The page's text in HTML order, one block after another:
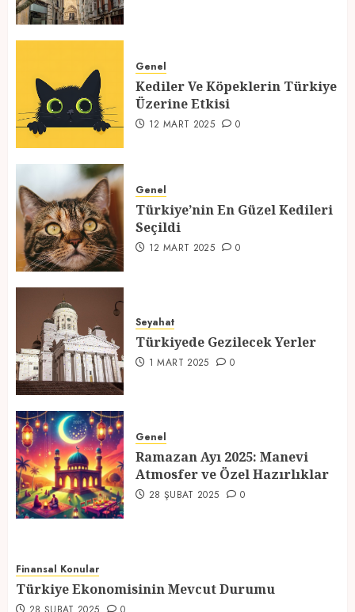
2
Üzerine Etkisi
12 MART 2025 0
3
Seçildi
12 MART 2025 0
4
1 MART 2025
5
Atmosfer ve Özel Hazırlıklar
28 ŞUBAT 2025 0
Genel
Kediler Ve Köpeklerin Türkiye
Üzerine Etkisi
12 MART 2025 0
Genel
Türkiye’nin En Güzel Kedileri
Seçildi
12 MART 2025 0
Seyahat
Türkiyede Gezilecek Yerler
1 MART 2025 0
Genel
Ramazan Ayı 2025: Manevi
Atmosfer ve Özel Hazırlıklar
28 ŞUBAT 2025 0
Finansal Konular
Türkiye Ekonomisinin Mevcut Durumu